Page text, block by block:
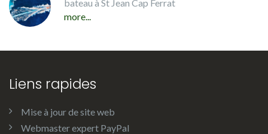
bateau à St Jean Cap Ferrat
more...
Liens rapides
Mise à jour de site web
Webmaster expert PayPal